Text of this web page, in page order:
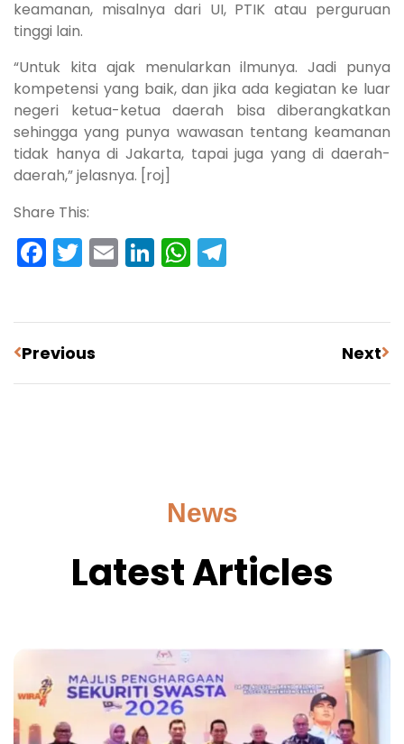
keamanan, misalnya dari UI, PTIK atau perguruan
tinggi lain.
“Untuk kita ajak menularkan ilmunya. Jadi punya
kompetensi yang baik, dan jika ada kegiatan ke luar
negeri ketua-ketua daerah bisa diberangkatkan
sehingga yang punya wawasan tentang keamanan
tidak hanya di Jakarta, tapai juga yang di daerah-
daerah,” jelasnya. [roj]
Share This:
Facebook
Twitter
EmailLinkedIn
WhatsApp
Previous Next
News
Latest Articles